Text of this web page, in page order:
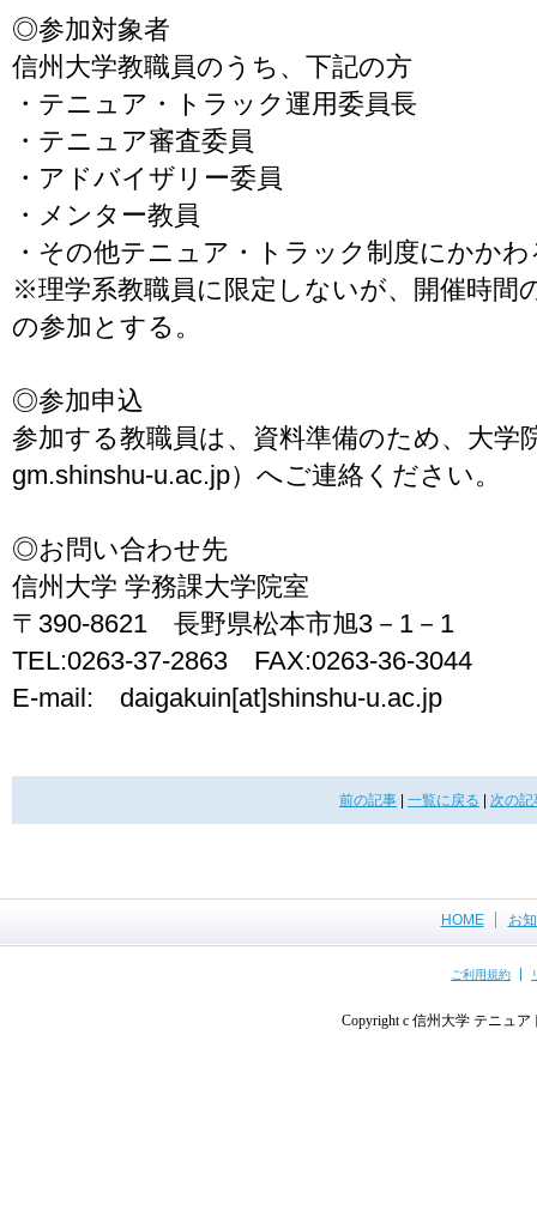
◎参加対象者
信州大学教職員のうち、下記の方
・テニュア・トラック運用委員長
・テニュア審査委員
・アドバイザリー委員
・メンター教員
・その他テニュア・トラック制度にかか
※理学系教職員に限定しないが、開催時間
の参加とする。
◎参加申込
参加する教職員は、資料準備のため、大学
gm.shinshu-u.ac.jp）へご連絡ください。
◎お問い合わせ先
信州大学 学務課大学院室
〒390-8621 長野県松本市旭3－1－1
TEL:0263-37-2863 FAX:0263-36-3044
E-mail: daigakuin[at]shinshu-u.ac.jp
前の記事 一覧に戻る 次の記
HOME お
ご利用規約
Copyright c 信州大学 テニュ